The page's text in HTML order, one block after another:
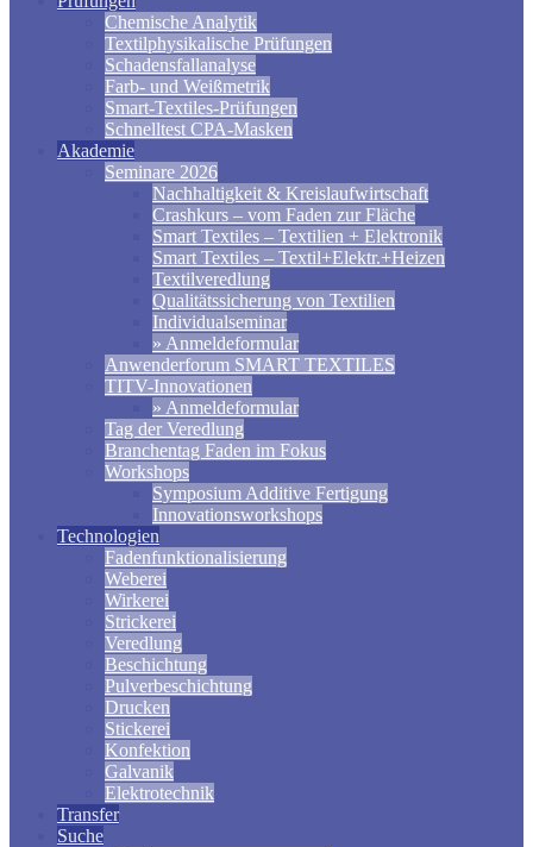
Chemische Analytik
Textilphysikalische Prüfungen
Schadensfallanalyse
Farb- und Weißmetrik
Smart-Textiles-Prüfungen
Schnelltest CPA-Masken
Akademie
Seminare 2026
Nachhaltigkeit & Kreislaufwirtschaft
Crashkurs – vom Faden zur Fläche
Smart Textiles – Textilien + Elektronik
Smart Textiles – Textil+Elektr.+Heizen
Textilveredlung
Qualitätssicherung von Textilien
Individualseminar
» Anmeldeformular
Anwenderforum SMART TEXTILES
TITV-Innovationen
» Anmeldeformular
Tag der Veredlung
Branchentag Faden im Fokus
Workshops
Symposium Additive Fertigung
Innovationsworkshops
Technologien
Fadenfunktionalisierung
Weberei
Wirkerei
Strickerei
Veredlung
Beschichtung
Pulverbeschichtung
Drucken
Stickerei
Konfektion
Galvanik
Elektrotechnik
Transfer
Suche